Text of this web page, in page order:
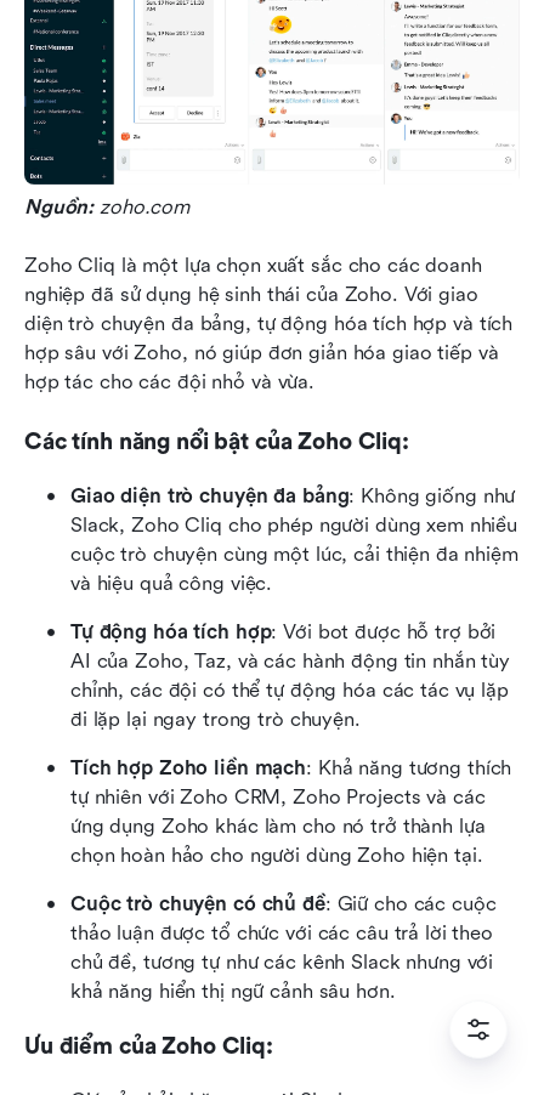
Nguồn: zoho.com
Zoho Cliq là một lựa chọn xuất sắc cho các doanh
nghiệp đã sử dụng hệ sinh thái của Zoho. Với giao
diện trò chuyện đa bảng, tự động hóa tích hợp và tích
hợp sâu với Zoho, nó giúp đơn giản hóa giao tiếp và
hợp tác cho các đội nhỏ và vừa.
Các tính năng nổi bật của Zoho Cliq:
Giao diện trò chuyện đa bảng: Không giống như
Slack, Zoho Cliq cho phép người dùng xem nhiều
cuộc trò chuyện cùng một lúc, cải thiện đa nhiệm
và hiệu quả công việc.
Tự động hóa tích hợp: Với bot được hỗ trợ bởi
AI của Zoho, Taz, và các hành động tin nhắn tùy
chỉnh, các đội có thể tự động hóa các tác vụ lặp
đi lặp lại ngay trong trò chuyện.
Tích hợp Zoho liền mạch: Khả năng tương thích
tự nhiên với Zoho CRM, Zoho Projects và các
ứng dụng Zoho khác làm cho nó trở thành lựa
chọn hoàn hảo cho người dùng Zoho hiện tại.
Cuộc trò chuyện có chủ đề: Giữ cho các cuộc
thảo luận được tổ chức với các câu trả lời theo
chủ đề, tương tự như các kênh Slack nhưng với
khả năng hiển thị ngữ cảnh sâu hơn.
Ưu điểm của Zoho Cliq: